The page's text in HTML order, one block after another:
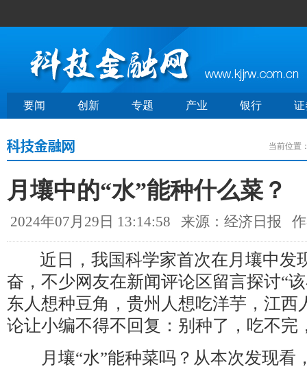
要闻 创新 专题 产业 银行 证
当前位置
月壤中的“水”能种什么菜？
2024年07月29日 13:14:58 来源：经济日报
近日，我国科学家首次在月壤中发
奋，不少网友在新闻评论区留言探讨“
东人想种豆角，贵州人想吃洋芋，江
论让小编不得不回复：别种了，吃不完
月壤“水”能种菜吗？从本次发现看